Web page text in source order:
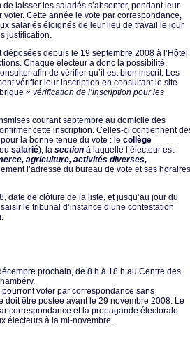
de laisser les salariés s’absenter, pendant leur
voter. Cette année le vote par correspondance,
salariés éloignés de leur lieu de travail le jour
justification.
depuis le 19 septembre 2008 à l’Hôtel
Chaque électeur a donc la possibilité,
afin de vérifier qu’il est bien inscrit. Les
vérifier leur inscription en consultant le site
« vérification de l’inscription pour les
courant septembre au domicile des
cette inscription. Celles-ci contiennent
la bonne tenue du vote : le collège
ou salarié), la section à laquelle l’électeur est
agriculture, activités diverses,
l’adresse du bureau de vote et ses horaires
date de clôture de la liste, et jusqu’au jour du
le tribunal d’instance d’une contestation
prochain, de 8 h à 18 h au Centre des
voter par correspondance sans
doit être postée avant le 29 novembre 2008. Le
correspondance et la propagande électorale
électeurs à la mi-novembre.